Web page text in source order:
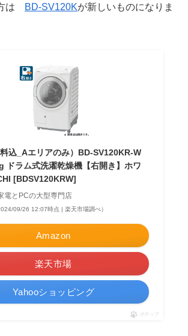
は BD-SV120Kが新しいものになりま
料込_Aエリアのみ）BD-SV120KR-W
ドラム式洗濯乾燥機【右開き】ホワ
[BDSV120KRW]
電とPCの大型専門店
09/26 12:07時点 | 楽天市場調べ）
Amazon
楽天市場
Yahooショッピング
ポチップ